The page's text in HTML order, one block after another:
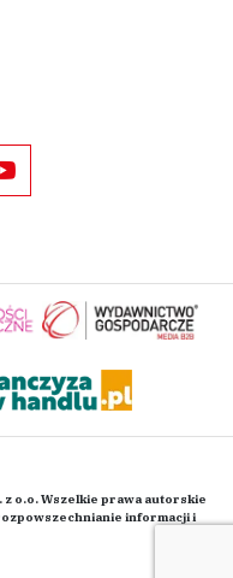
z o.o. Wszelkie prawa autorskie
informacji i